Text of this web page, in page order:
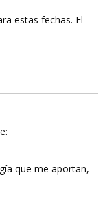
estas fechas. El
que me aportan,